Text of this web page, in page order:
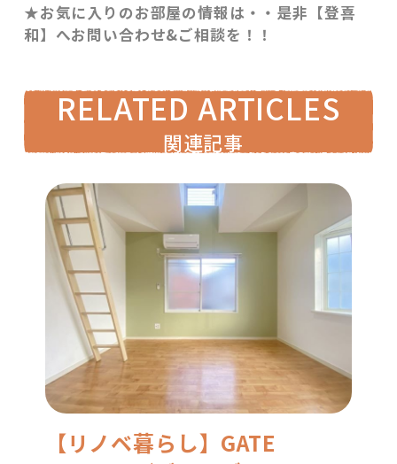
★お気に入りのお部屋の情報は・・是非【登喜
和】へお問い合わせ&ご相談を！！
RELATED ARTICLES
関連記事
【リノベ暮らし】GATE